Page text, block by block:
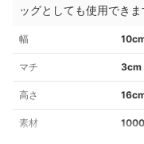
ッグとしても使用できま
幅
マチ 3cm
高さ
素材